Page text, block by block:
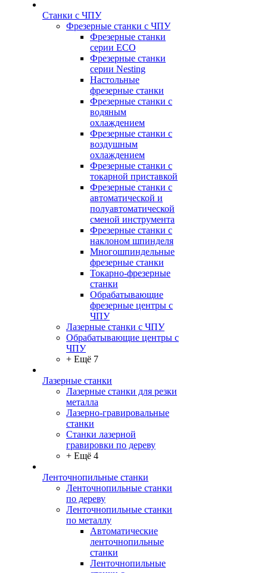
Станки с ЧПУ
Фрезерные станки с ЧПУ
Фрезерные станки
серии ECO
Фрезерные станки
серии Nesting
Настольные
фрезерные станки
Фрезерные станки с
водяным
охлаждением
Фрезерные станки с
воздушным
охлаждением
Фрезерные станки с
токарной приставкой
Фрезерные станки с
автоматической и
полуавтоматической
сменой инструмента
Фрезерные станки с
наклоном шпинделя
Многошпиндельные
фрезерные станки
Токарно-фрезерные
станки
Обрабатывающие
фрезерные центры с
ЧПУ
Лазерные станки с ЧПУ
Обрабатывающие центры с
ЧПУ
+ Ещё 7
Лазерные станки
Лазерные станки для резки
металла
Лазерно-гравировальные
станки
Станки лазерной
гравировки по дереву
+ Ещё 4
Ленточнопильные станки
Ленточнопильные станки
по дереву
Ленточнопильные станки
по металлу
Автоматические
ленточнопильные
станки
Ленточнопильные